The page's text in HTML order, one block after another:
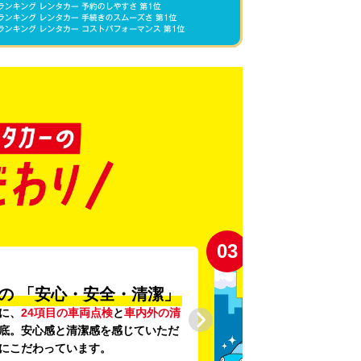
「安心・安全・清潔」
、 24項目の車両点検と車内外の清
。安心感と清潔感を感じていただ
こだわっています。
03